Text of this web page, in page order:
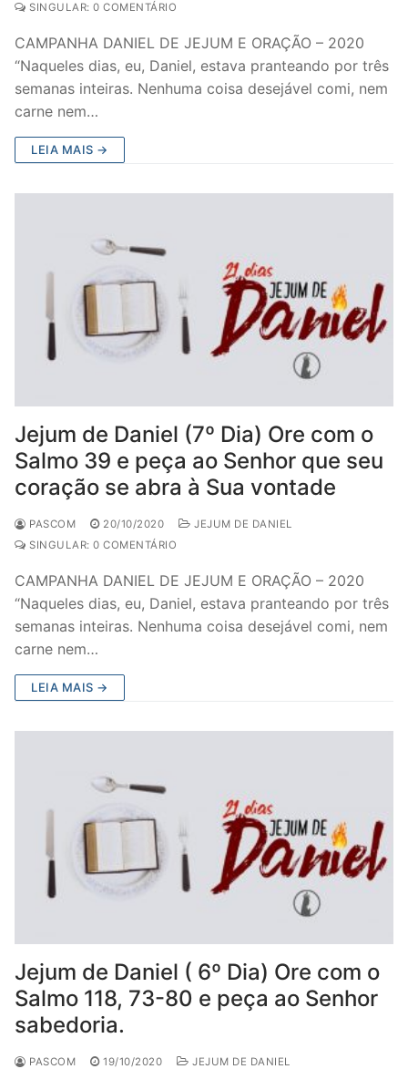
SINGULAR: 0 COMENTÁRIO
CAMPANHA DANIEL DE JEJUM E ORAÇÃO – 2020
“Naqueles dias, eu, Daniel, estava pranteando por três
semanas inteiras. Nenhuma coisa desejável comi, nem
carne nem…
LEIA MAIS →
Jejum de Daniel (7º Dia) Ore com o
Salmo 39 e peça ao Senhor que seu
coração se abra à Sua vontade
PASCOM 20/10/2020
JEJUM DE DANIEL
SINGULAR: 0 COMENTÁRIO
CAMPANHA DANIEL DE JEJUM E ORAÇÃO – 2020
“Naqueles dias, eu, Daniel, estava pranteando por três
semanas inteiras. Nenhuma coisa desejável comi, nem
carne nem…
LEIA MAIS →
Jejum de Daniel ( 6º Dia) Ore com o
Salmo 118, 73-80 e peça ao Senhor
sabedoria.
PASCOM 19/10/2020
JEJUM DE DANIEL